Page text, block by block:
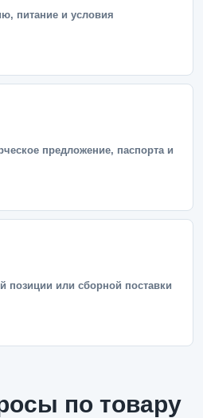
питание и условия
предложение, паспорта и
позиции или сборной поставки
по товару